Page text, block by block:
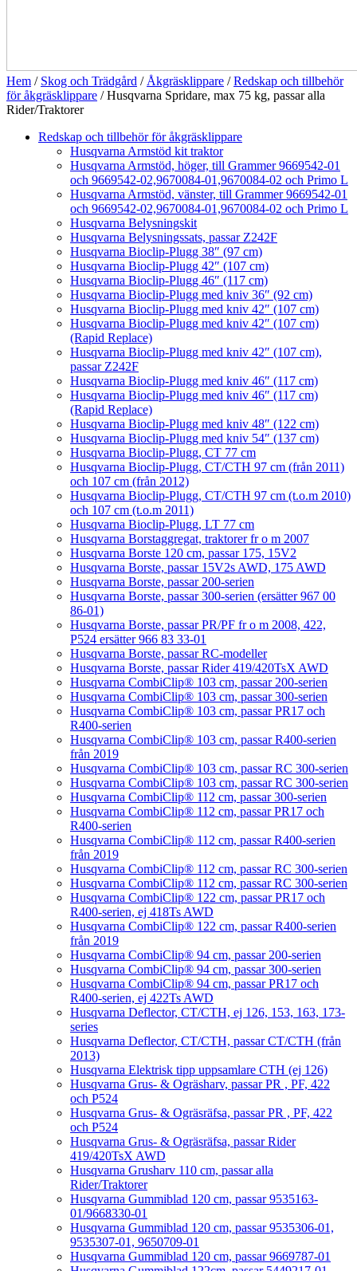
Hem / Skog och Trädgård / Åkgräsklippare /Redskap och tillbehör
för åkgräsklippare / Husqvarna Spridare, max 75 kg, passar alla
Rider/Traktorer
Redskap och tillbehör för åkgräsklippare
Husqvarna Armstöd kit traktor
Husqvarna Armstöd, höger, till Grammer 9669542-01
och 9669542-02,9670084-01,9670084-02 och Primo L
Husqvarna Armstöd, vänster, till Grammer 9669542-01
och 9669542-02,9670084-01,9670084-02 och Primo L
Husqvarna Belysningskit
Husqvarna Belysningssats, passar Z242F
Husqvarna Bioclip-Plugg 38″ (97 cm)
Husqvarna Bioclip-Plugg 42″ (107 cm)
Husqvarna Bioclip-Plugg 46″ (117 cm)
Husqvarna Bioclip-Plugg med kniv 36″ (92 cm)
Husqvarna Bioclip-Plugg med kniv 42″ (107 cm)
Husqvarna Bioclip-Plugg med kniv 42″ (107 cm)
(Rapid Replace)
Husqvarna Bioclip-Plugg med kniv 42″ (107 cm),
passar Z242F
Husqvarna Bioclip-Plugg med kniv 46″ (117 cm)
Husqvarna Bioclip-Plugg med kniv 46″ (117 cm)
(Rapid Replace)
Husqvarna Bioclip-Plugg med kniv 48″ (122 cm)
Husqvarna Bioclip-Plugg med kniv 54″ (137 cm)
Husqvarna Bioclip-Plugg, CT 77 cm
Husqvarna Bioclip-Plugg, CT/CTH 97 cm (från 2011)
och 107 cm (från 2012)
Husqvarna Bioclip-Plugg, CT/CTH 97 cm (t.o.m 2010)
och 107 cm (t.o.m 2011)
Husqvarna Bioclip-Plugg, LT 77 cm
Husqvarna Borstaggregat, traktorer fr o m 2007
Husqvarna Borste 120 cm, passar 175, 15V2
Husqvarna Borste, passar 15V2s AWD, 175 AWD
Husqvarna Borste, passar 200-serien
Husqvarna Borste, passar 300-serien (ersätter 967 00
86-01)
Husqvarna Borste, passar PR/PF fr o m 2008, 422,
P524 ersätter 966 83 33-01
Husqvarna Borste, passar RC-modeller
Husqvarna Borste, passar Rider 419/420TsX AWD
Husqvarna CombiClip® 103 cm, passar 200-serien
Husqvarna CombiClip® 103 cm, passar 300-serien
Husqvarna CombiClip® 103 cm, passar PR17 och
R400-serien
Husqvarna CombiClip® 103 cm, passar R400-serien
från 2019
Husqvarna CombiClip® 103 cm, passar RC 300-serien
Husqvarna CombiClip® 103 cm, passar RC 300-serien
Husqvarna CombiClip® 112 cm, passar 300-serien
Husqvarna CombiClip® 112 cm, passar PR17 och
R400-serien
Husqvarna CombiClip® 112 cm, passar R400-serien
från 2019
Husqvarna CombiClip® 112 cm, passar RC 300-serien
Husqvarna CombiClip® 112 cm, passar RC 300-serien
Husqvarna CombiClip® 122 cm, passar PR17 och
R400-serien, ej 418Ts AWD
Husqvarna CombiClip® 122 cm, passar R400-serien
från 2019
Husqvarna CombiClip® 94 cm, passar 200-serien
Husqvarna CombiClip® 94 cm, passar 300-serien
Husqvarna CombiClip® 94 cm, passar PR17 och
R400-serien, ej 422Ts AWD
Husqvarna Deflector, CT/CTH, ej 126, 153, 163, 173-
series
Husqvarna Deflector, CT/CTH, passar CT/CTH (från
2013)
Husqvarna Elektrisk tipp uppsamlare CTH (ej 126)
Husqvarna Grus- & Ogräsharv, passar PR , PF, 422
och P524
Husqvarna Grus- & Ogräsräfsa, passar PR , PF, 422
och P524
Husqvarna Grus- & Ogräsräfsa, passar Rider
419/420TsX AWD
Husqvarna Grusharv 110 cm, passar alla
Rider/Traktorer
Husqvarna Gummiblad 120 cm, passar 9535163-
01/9668330-01
Husqvarna Gummiblad 120 cm, passar 9535306-01,
9535307-01, 9650709-01
Husqvarna Gummiblad 120 cm, passar 9669787-01